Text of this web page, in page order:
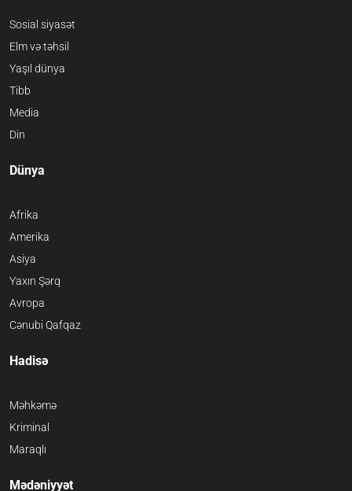
Sosial siyasət
Elm və təhsil
Yaşıl dünya
Tibb
Media
Din
Dünya
Afrika
Amerika
Asiya
Yaxın Şərq
Avropa
Cənubi Qafqaz
Hadisə
Məhkəmə
Kriminal
Maraqlı
Mədəniyyət